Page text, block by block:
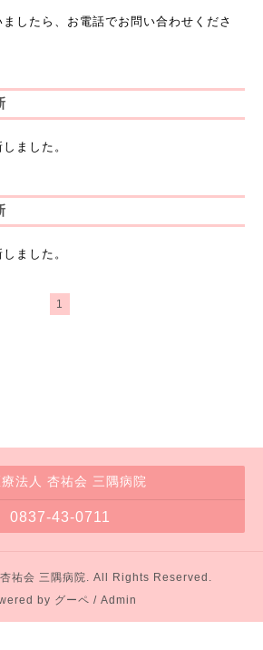
したら、お電話でお問い合わせくださ
ました。
ました。
1
療法人 杏祐会 三隅病院
0837-43-0711
祐会 三隅病院. All Rights Reserved.
by グーペ / Admin